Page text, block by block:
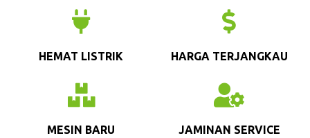
HEMAT LISTRIK HARGA TERJANGKAU
MESIN BARU JAMINAN SERVICE